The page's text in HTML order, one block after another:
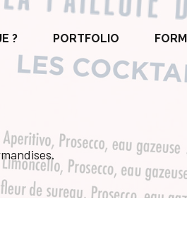
? PORTFOLIO